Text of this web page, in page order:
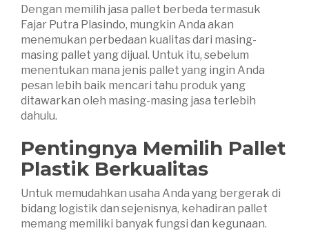
Dengan memilih jasa pallet berbeda termasuk
Fajar Putra Plasindo, mungkin Anda akan
menemukan perbedaan kualitas dari masing-
masing pallet yang dijual. Untuk itu, sebelum
menentukan mana jenis pallet yang ingin Anda
pesan lebih baik mencari tahu produk yang
ditawarkan oleh masing-masing jasa terlebih
dahulu.
Pentingnya Memilih Pallet
Plastik Berkualitas
Untuk memudahkan usaha Anda yang bergerak di
bidang logistik dan sejenisnya, kehadiran pallet
memang memiliki banyak fungsi dan kegunaan.